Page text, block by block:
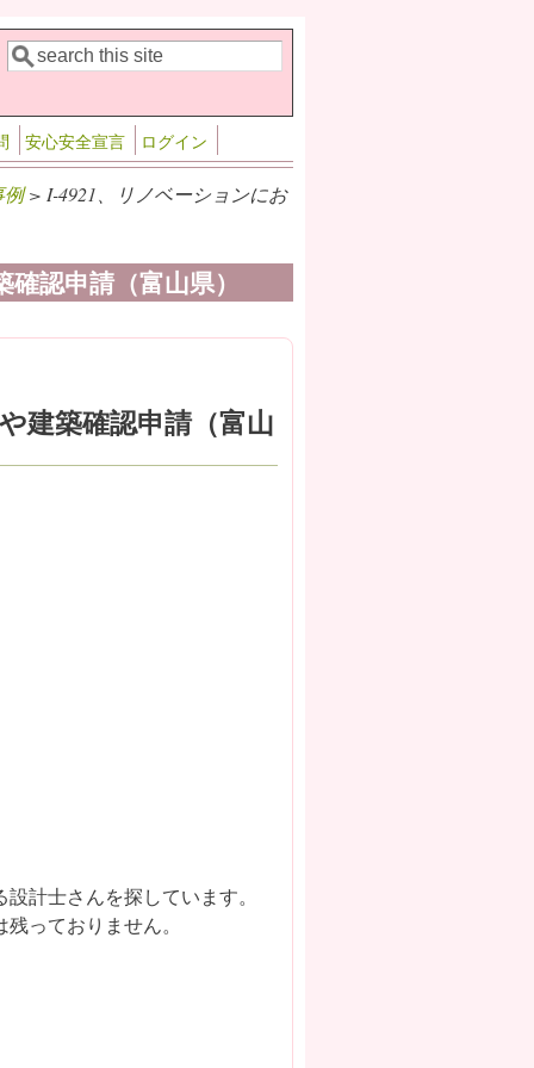
検索フォーム
検索
安心安全宣言 ログイン
例> I-4921、リノベーションにお
認申請（富山県）
建築確認申請（富山
計士さんを探しています。
っておりません。